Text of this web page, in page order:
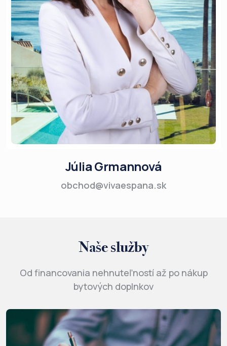
Júlia Grmannová
obchod@vivaespana.sk
Naše služby
Od financovania nehnuteľností až po nákup
bytových doplnkov